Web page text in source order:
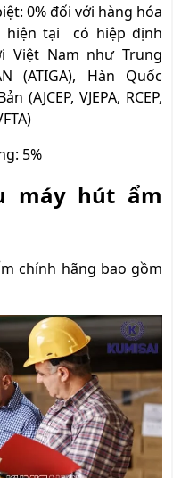
0% đối với hàng hóa
hiện tại có hiệp định
Việt Nam như Trung
(ATIGA), Hàn Quốc
(AJCEP, VJEPA, RCEP,
5%
máy hút ẩm
chính hãng bao gồm